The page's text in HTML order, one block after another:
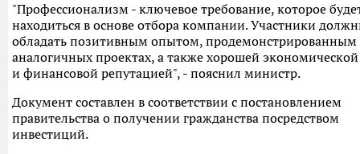
"Профессионализм - ключевое требование, которое
находиться в основе отбора компании. Участники
обладать позитивным опытом, продемонстрированным
аналогичных проектах, а также хорошей экономической
и финансовой репутацией", - пояснил министр.
Документ составлен в соответствии с постановлением
правительства о получении гражданства посредством
инвестиций.